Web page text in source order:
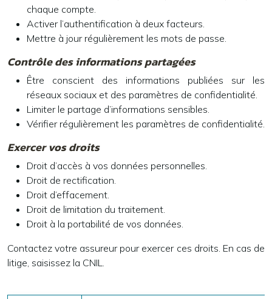
chaque compte.
Activer l’authentification à deux facteurs.
Mettre à jour régulièrement les mots de passe.
Contrôle des informations partagées
Être conscient des informations publiées sur les
réseaux sociaux et des paramètres de confidentialité.
Limiter le partage d’informations sensibles.
Vérifier régulièrement les paramètres de confidentialité.
Exercer vos droits
Droit d’accès à vos données personnelles.
Droit de rectification.
Droit d’effacement.
Droit de limitation du traitement.
Droit à la portabilité de vos données.
Contactez votre assureur pour exercer ces droits. En cas de
litige, saisissez la CNIL.